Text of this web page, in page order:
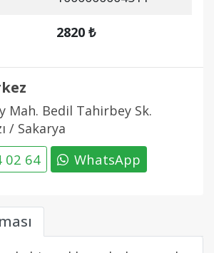
2820 ₺
Mah. Bedil Tahirbey Sk.
/ Sakarya
02 64 WhatsApp